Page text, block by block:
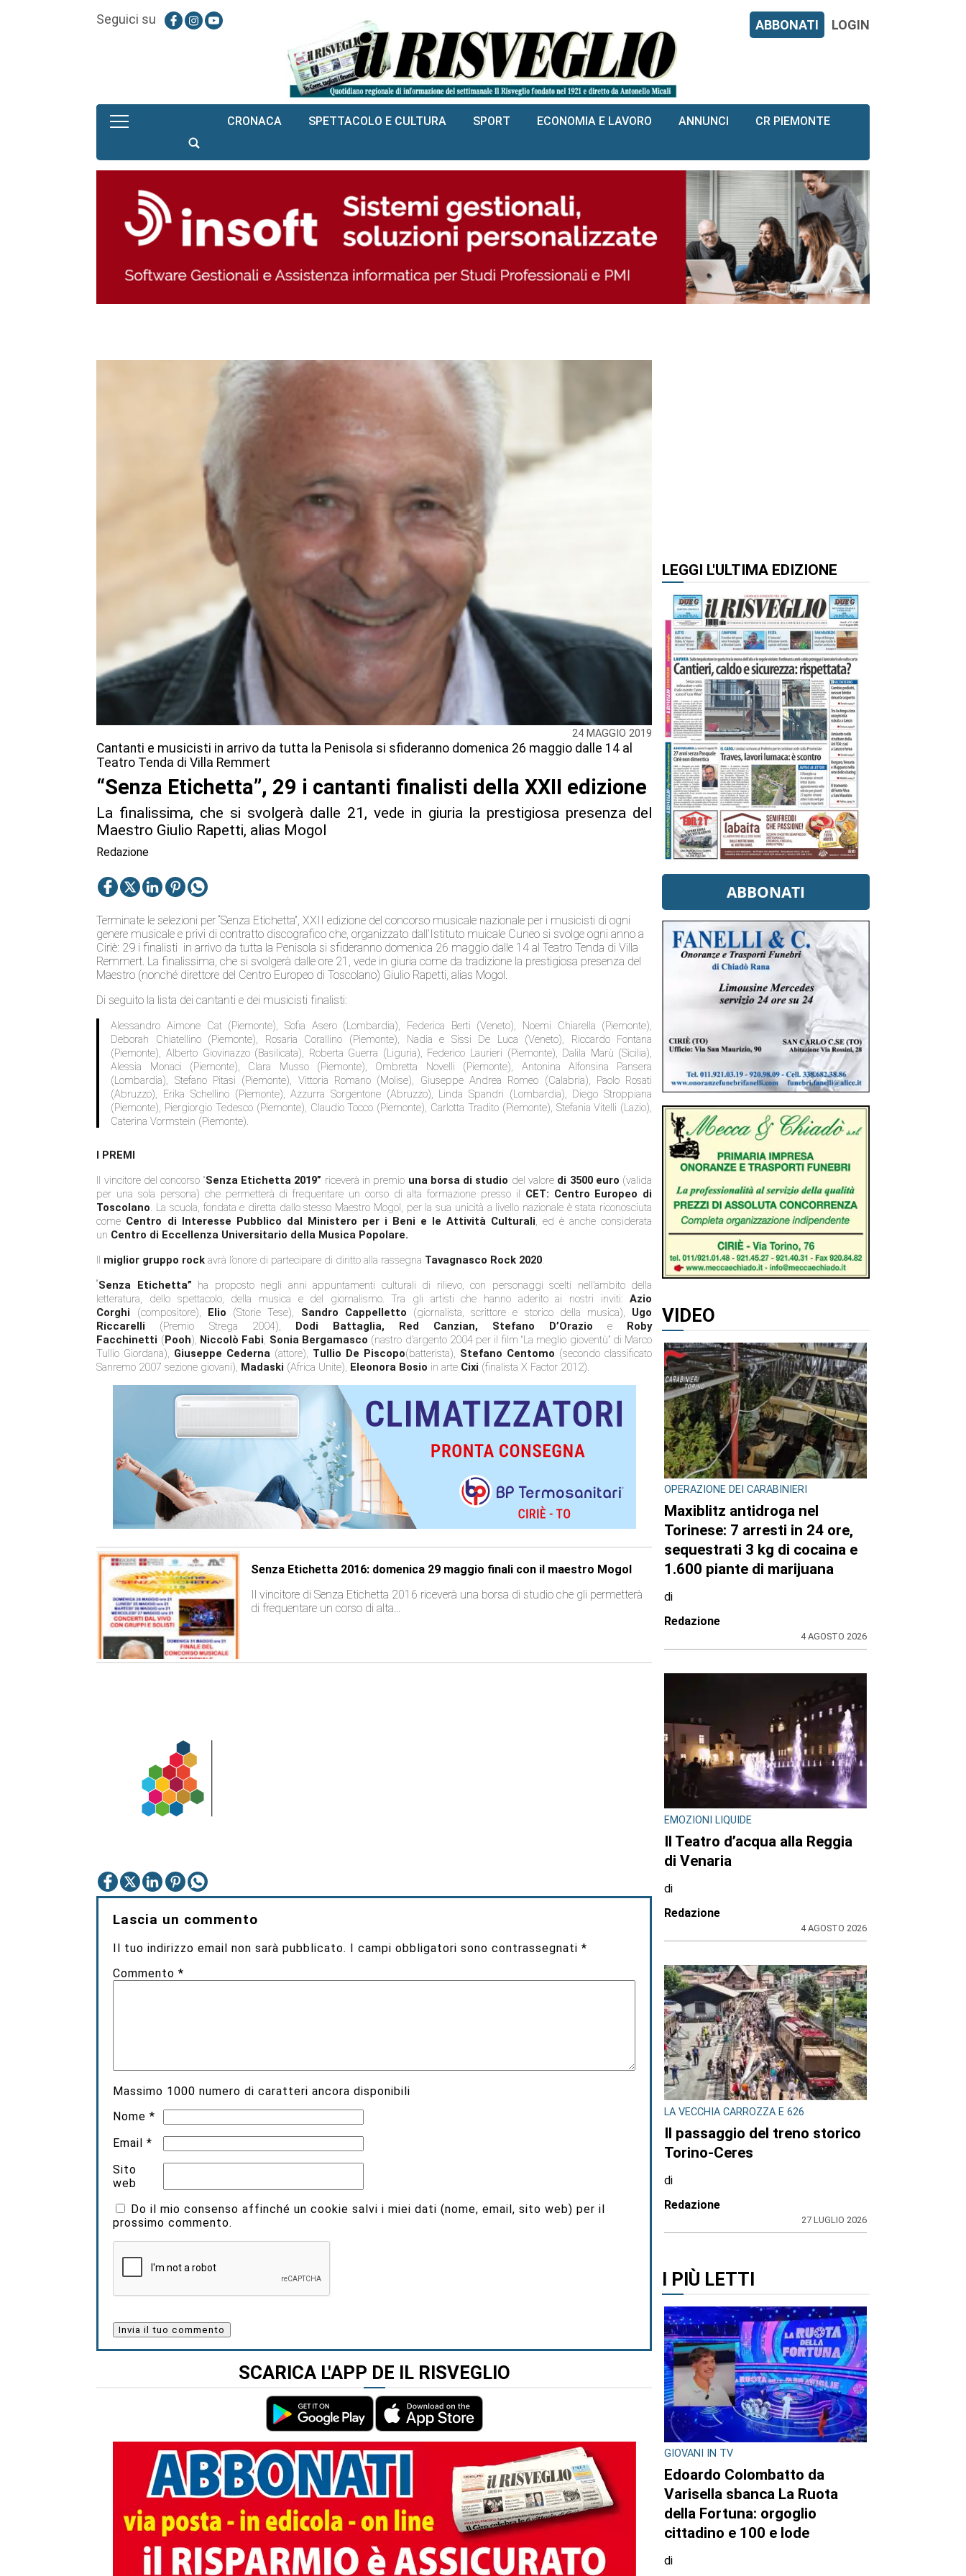
Seguici su ABBONATI LOGIN
CRONACA SPETTACOLO E CULTURA SPORT ECONOMIA E LAVORO ANNUNCI CR PIEMONTE
24 MAGGIO 2019
Cantanti e musicisti in arrivo da tutta la Penisola si sfideranno domenica 26 maggio dalle 14 al
Teatro Tenda di Villa Remmert
“Senza Etichetta”, 29 i cantanti finalisti della XXII edizione
La finalissima, che si svolgerà dalle 21, vede in giuria la prestigiosa presenza del
Maestro Giulio Rapetti, alias Mogol
Redazione
Terminate le selezioni per “Senza Etichetta”, XXII edizione del concorso musicale nazionale per i musicisti di ogni
genere musicale e privi di contratto discografico che, organizzato dall’Istituto muicale Cuneo si svolge ogni anno a
Ciriè: 29 i finalisti in arrivo da tutta la Penisola si sfideranno domenica 26 maggio dalle 14 al Teatro Tenda di Villa
Remmert. La finalissima, che si svolgerà dalle ore 21, vede in giuria come da tradizione la prestigiosa presenza del
Maestro (nonché direttore del Centro Europeo di Toscolano) Giulio Rapetti, alias Mogol.
Di seguito la lista dei cantanti e dei musicisti finalisti:
Alessandro Aimone Cat (Piemonte), Sofia Asero (Lombardia), Federica Berti (Veneto), Noemi Chiarella (Piemonte),
Deborah Chiatellino (Piemonte), Rosaria Corallino (Piemonte), Nadia e Sissi De Luca (Veneto), Riccardo Fontana
(Piemonte), Alberto Giovinazzo (Basilicata), Roberta Guerra (Liguria), Federico Laurieri (Piemonte), Dalila Marù (Sicilia),
Alessia Monaci (Piemonte), Clara Musso (Piemonte), Ombretta Novelli (Piemonte), Antonina Alfonsina Pansera
(Lombardia), Stefano Pitasi (Piemonte), Vittoria Romano (Molise), Giuseppe Andrea Romeo (Calabria), Paolo Rosati
(Abruzzo), Erika Schellino (Piemonte), Azzurra Sorgentone (Abruzzo), Linda Spandri (Lombardia), Diego Stroppiana
(Piemonte), Piergiorgio Tedesco (Piemonte), Claudio Tocco (Piemonte), Carlotta Tradito (Piemonte), Stefania Vitelli (Lazio),
Caterina Vormstein (Piemonte).
I PREMI
Il vincitore del concorso “Senza Etichetta2019” riceverà in premio una borsa di studio del valore di 3500 euro (valida
per una sola persona) che permetterà di frequentare un corso di alta formazione presso il CET: Centro Europeo di
Toscolano. La scuola, fondata e diretta dallo stesso Maestro Mogol, per la sua unicità a livello nazionale è stata riconosciuta
come Centro di Interesse Pubblico dal Ministero per i Beni e le Attività Culturali, ed è anche considerata
un Centro di Eccellenza Universitario della Musica Popolare.
Il miglior gruppo rock avrà l’onore di partecipare di diritto alla rassegna Tavagnasco Rock 2020.
“Senza Etichetta” ha proposto negli anni appuntamenti culturali di rilievo, con personaggi scelti nell’ambito della
letteratura, dello spettacolo, della musica e del giornalismo. Tra gli artisti che hanno aderito ai nostri inviti:Azio
Corghi (compositore), Elio (Storie Tese), Sandro Cappelletto (giornalista, scrittore e storico della musica), Ugo
Riccarelli (Premio Strega 2004), Dodi Battaglia, Red Canzian, Stefano D’Orazioe Roby
Facchinetti (Pooh), Niccolò Fabi, Sonia Bergamasco (nastro d’argento 2004 per il film “La meglio gioventù” di Marco
Tullio Giordana), Giuseppe Cederna (attore), Tullio De Piscopo(batterista), Stefano Centomo (secondo classificato
Sanremo 2007 sezione giovani), Madaski (Africa Unite), Eleonora Bosio in arte Cixi (finalista X Factor 2012).
Senza Etichetta 2016: domenica 29 maggio finali con il maestro Mogol
Il vincitore di Senza Etichetta 2016 riceverà una borsa di studio che gli permetterà
di frequentare un corso di alta…
Lascia un commento
Il tuo indirizzo email non sarà pubblicato. I campi obbligatori sono contrassegnati*
Commento*
Massimo 1000 numero di caratteri ancora disponibili
Nome*
Email*
Sito
web
Do il mio consenso affinché un cookie salvi i miei dati (nome, email, sito web) per il
prossimo commento.
SCARICA L'APP DE IL RISVEGLIO
LEGGI L'ULTIMA EDIZIONE
ABBONATI
VIDEO
OPERAZIONE DEI CARABINIERI
Maxiblitz antidroga nel
Torinese: 7 arresti in 24 ore,
sequestrati 3 kg di cocaina e
1.600 piante di marijuana
di
Redazione
4 AGOSTO 2026
EMOZIONI LIQUIDE
Il Teatro d’acqua alla Reggia
di Venaria
di
Redazione
4 AGOSTO 2026
LA VECCHIA CARROZZA E 626
Il passaggio del treno storico
Torino-Ceres
di
Redazione
27 LUGLIO 2026
I PIÙ LETTI
GIOVANI IN TV
Edoardo Colombatto da
Varisella sbanca La Ruota
della Fortuna: orgoglio
cittadino e 100 e lode
di